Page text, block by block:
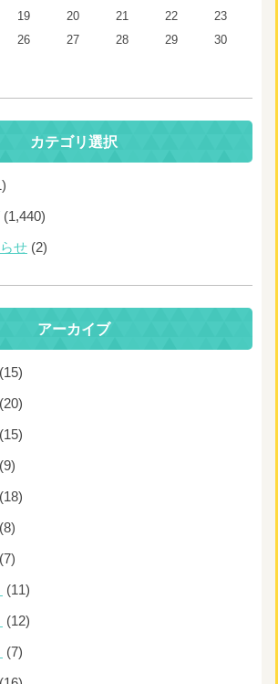
19 20 21 22
23
26 27 28 29
30
カテゴリ選択
(1,440)
せ (2)
アーカイブ
(15)
(20)
(15)
(9)
(18)
(8)
(7)
(11)
(12)
(7)